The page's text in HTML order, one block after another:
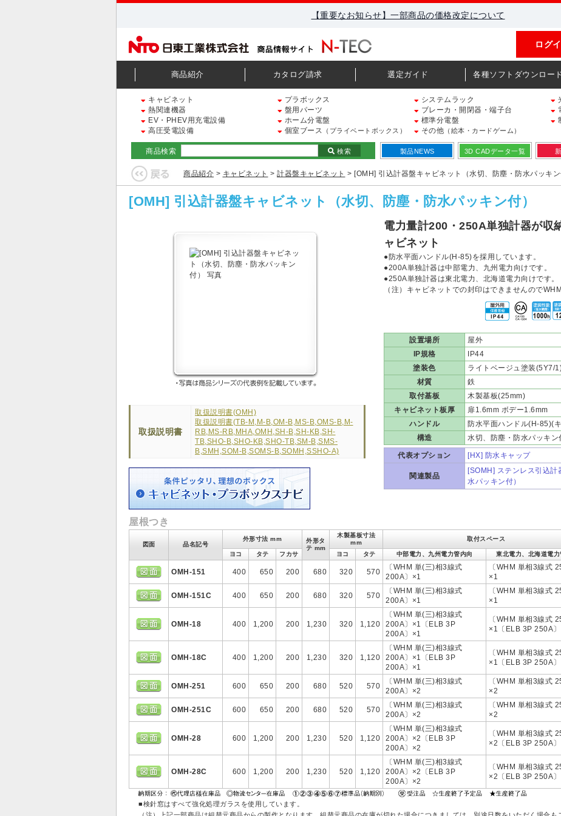
【重要なお知らせ】一部商品の価格改定について
ログ
商品紹介 カタログ請求 選定ガイド 各種ソフトダウンロー
キャビネット プラボックス システムラック
熱関連機器
盤用パーツ ブレーカ・開閉器・端子台
EV・PHEV用充電設備
ホーム分電盤 標準分電盤
高圧受電設備
個室ブース （プライベートボックス） その他 （絵本・カードゲーム）
商品検索 検索 製品NEWS 3D CADデータ一覧
商品紹介 > キャビネット > 計器盤キャビネット > [OMH] 引込計器盤キャビネット（水切、防塵・防水パッキン
[OMH] 引込計器盤キャビネット（水切、防塵・防水パッキン付）
取扱説明書
取扱説明書(OMH)
取扱説明書(TB-M,M-B,OM-B,MS-B,OMS-B,M-
RB,MS-RB,MHA,OMH,SH-B,SH-KB,SH-
TB,SHO-B,SHO-KB,SHO-TB,SM-B,SMS-
B,SMH,SOM-B,SOMS-B,SOMH,SSHO-A)
電力量計200・250A単独計器が収
ャビネット
●防水平面ハンドル(H-85)を採用しています。
●200A単独計器は中部電力、九州電力向けです。
●250A単独計器は東北電力、北海道電力向けです。
（注）キャビネットでの封印はできませんので
設置場所
屋外
IP規格
IP44
塗装色
ライトベージュ塗装(5Y7/
材質
鉄
取付基板
木製基板(25mm)
キャビネット板厚
扉1.6mm ボデー1.6mm
ハンドル
防水平面ハンドル(H-85)(
構造
水切、防塵・防水パッキン
代表オプション [HX] 防水キャップ
関連製品
[SOMH] ステンレス引込
水パッキン付）
屋根つき
図面 品名記号
外形寸法 mm
外形タ
テ mm
木製基板寸法
mm
取付スペース
ヨコ
タテ フカサ ヨコ タテ 中部電力、九州電力管内向 東北電力、北海道電力
OMH-151 400 650 200 680 320 570
〔WHM 単(三)相3線式
200A〕×1
〔WHM 単相3線式
×1
OMH-151C 400 650 200 680 320 570
〔WHM 単(三)相3線式
200A〕×1
〔WHM 単相3線式
×1
OMH-18 400 1,200 200 1,230 320 1,120
〔WHM 単(三)相3線式
200A〕×1〔ELB 3P
200A〕×1
〔WHM 単相3線式
×1〔ELB 3P 250A
OMH-18C 400 1,200 200 1,230 320 1,120
〔WHM 単(三)相3線式
200A〕×1〔ELB 3P
200A〕×1
〔WHM 単相3線式
×1〔ELB 3P 250A
OMH-251 600 650 200 680 520 570
〔WHM 単(三)相3線式
200A〕×2
〔WHM 単相3線式
×2
OMH-251C 600 650 200 680 520 570
〔WHM 単(三)相3線式
200A〕×2
〔WHM 単相3線式
×2
OMH-28 600 1,200 200 1,230 520 1,120
〔WHM 単(三)相3線式
200A〕×2〔ELB 3P
200A〕×2
〔WHM 単相3線式
×2〔ELB 3P 250A
OMH-28C 600 1,200 200 1,230 520 1,120
〔WHM 単(三)相3線式
200A〕×2〔ELB 3P
200A〕×2
〔WHM 単相3線式
×2〔ELB 3P 250A
■検針窓はすべて強化処理ガラスを使用しています。